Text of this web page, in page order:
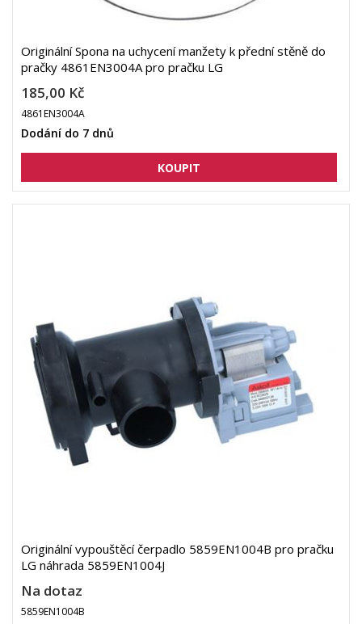
Originální Spona na uchycení manžety k přední stěně do
pračky 4861EN3004A pro pračku LG
185,00 Kč
4861EN3004A
Dodání do 7 dnů
Originální vypouštěcí čerpadlo 5859EN1004B pro pračku
LG náhrada 5859EN1004J
Na dotaz
5859EN1004B